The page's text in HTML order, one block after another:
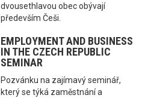
dvousethlavou obec obývají
především Češi.
EMPLOYMENT AND BUSINESS
IN THE CZECH REPUBLIC
SEMINAR
Pozvánku na zajímavý seminář,
který se týká zaměstnání a